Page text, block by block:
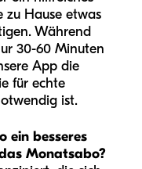
zu Hause etwas
Während
30-60 Minuten
App die
für echte
ist.
ein besseres
Monatsabo?